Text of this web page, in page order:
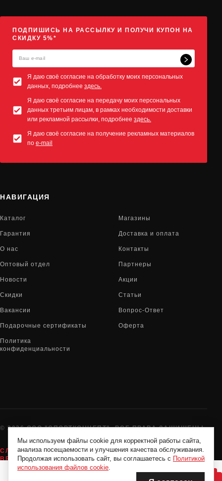
2 950 Р
ПОДПИШИСЬ НА РАССЫЛКУ И ПОЛУЧИ КУПОН НА
СКИДКУ 5%*
Я даю своё согласие на обработку моих персональных
данных, подробнее здесь.
Я даю своё согласие на передачу моих персональных
данных третьим лицам, в рамках необходимости доставки
или рекламной рассылки, подробнее здесь.
Я даю своё согласие на получение рекламных материалов
по e-mail
НАВИГАЦИЯ
Каталог Магазины
Гарантия Доставка и оплата
О нас Контакты
Оптовый отдел Партнеры
Новости Акции
Скидки Статьи
Вакансии Вопрос-Ответ
Подарочные сертификаты Оферта
Политика
конфиденциальности
© 2026 ООО "СПОРТКОНЦЕПТ". ВСЕ ПРАВА ЗАЩИЩЕНЫ
СЛУЖБА ПОДДЕРЖКИ:8-800-775-72-05
ВРЕМЯ РАБОТЫ:
10:00 - 19:00 ЕЖЕДНЕВНО
Мы используем файлы cookie для корректной работы сайта,
анализа посещаемости и улучшения качества обслуживания.
Продолжая использовать сайт, вы соглашаетесь с Политикой
использования файлов cookie.